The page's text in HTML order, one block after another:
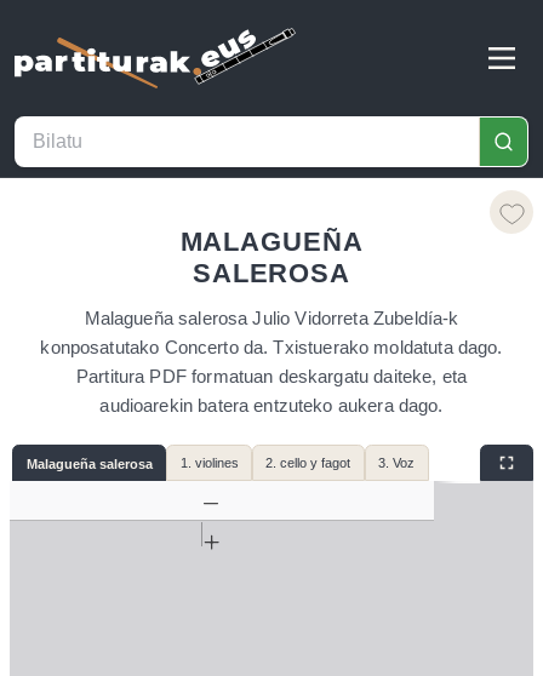
MALAGUEÑA
SALEROSA
Malagueña salerosa Julio Vidorreta Zubeldía-k
konposatutako Concerto da. Txistuerako moldatuta dago.
Partitura PDF formatuan deskargatu daiteke, eta
audioarekin batera entzuteko aukera dago.
Malagueña salerosa 1. violines 2. cello y fagot 3. Voz